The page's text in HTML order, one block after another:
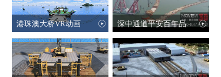
港珠澳大桥VR动画 深中通道平安百年品质工程展示三维动画